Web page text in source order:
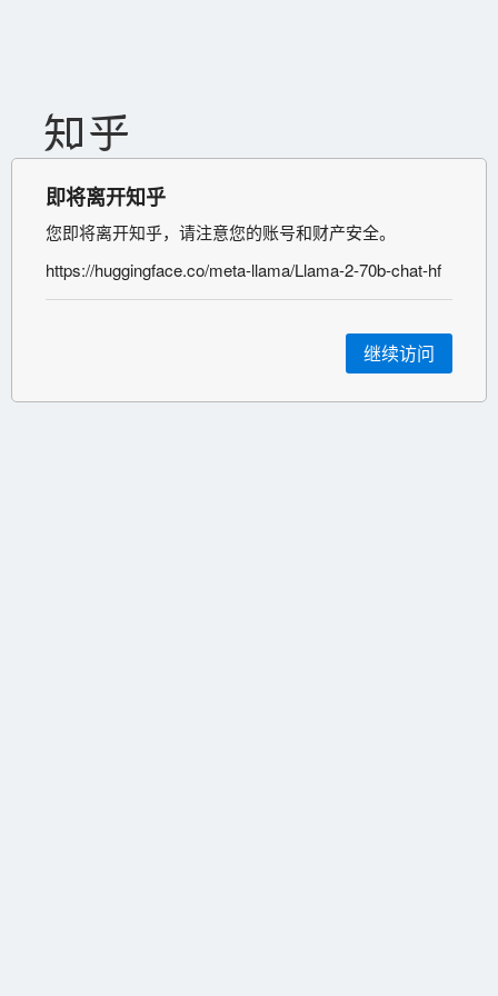
即将离开知乎
您即将离开知乎，请注意您的账号和财产安全。
https://huggingface.co/meta-llama/Llama-2-70b-chat-hf
继续访问